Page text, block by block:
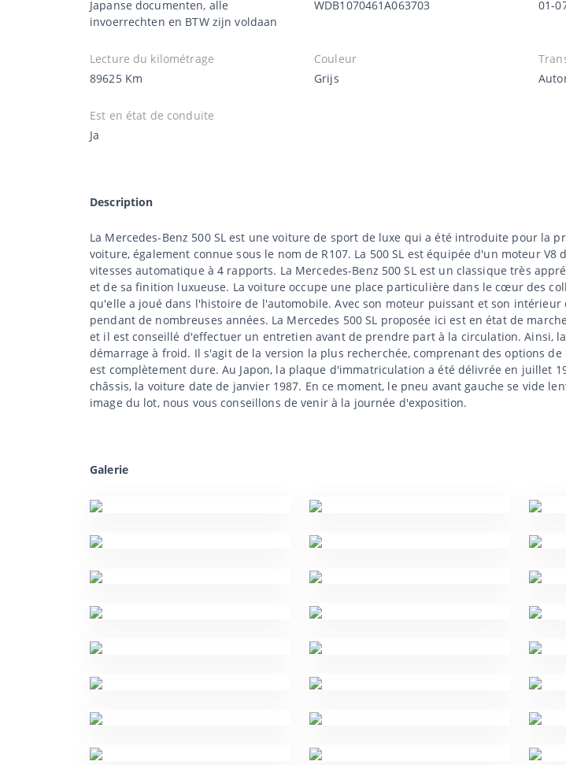
Japanse documenten, alle
invoerrechten en BTW zijn voldaan
WDB1070461A063703
01-
Lecture du kilométrage
89625 Km
Couleur
Grijs
Est en état de conduite
Ja
Description
La Mercedes-Benz 500 SL est une voiture de sport de luxe qui a été introduite pour la
voiture, également connue sous le nom de R107. La 500 SL est équipée d'un moteur
vitesses automatique à 4 rapports. La Mercedes-Benz 500 SL est un classique très
et de sa finition luxueuse. La voiture occupe une place particulière dans le cœur des
qu'elle a joué dans l'histoire de l'automobile. Avec son moteur puissant et son
pendant de nombreuses années. La Mercedes 500 SL proposée ici est en état de
et il est conseillé d'effectuer un entretien avant de prendre part à la circulation. Ainsi,
démarrage à froid. Il s'agit de la version la plus recherchée, comprenant des options
est complètement dure. Au Japon, la plaque d'immatriculation a été délivrée en juillet
châssis, la voiture date de janvier 1987. En ce moment, le pneu avant gauche se vide
image du lot, nous vous conseillons de venir à la journée d'exposition.
Galerie